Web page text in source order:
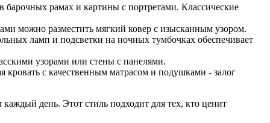
барочных рамах и картины с портретами. Классические
можно разместить мягкий ковер с изысканным узором.
ламп и подсветки на ночных тумбочках обеспечивает
узорами или стены с панелями.
кровать с качественным матрасом и подушками - залог
день. Этот стиль подходит для тех, кто ценит